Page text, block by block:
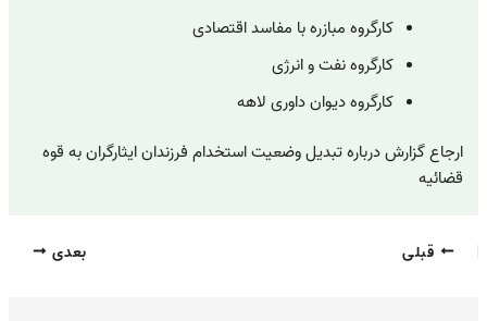
کارگروه مبازره با مفاسد اقتصادی
کارگروه نفت و انرژی
کارگروه دیوان داوری لاهه
ارجاع گزارش درباره تبدیل وضعیت استخدام فرزندان ایثارگران به قوه
قضائیه
قبلی بعدی